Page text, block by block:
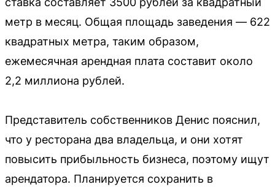
метр в месяц. Общая площадь заведения — 622
квадратных метра, таким образом,
ежемесячная арендная плата составит около
2,2 миллиона рублей.
Представитель собственников Денис пояснил,
что у ресторана два владельца, и они хотят
повысить прибыльность бизнеса, поэтому ищут
арендатора. Планируется сохранить в